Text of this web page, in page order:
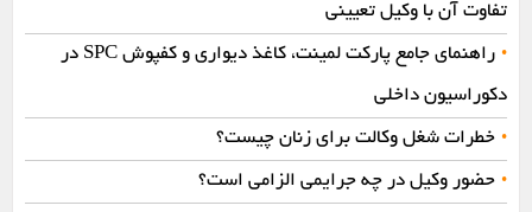
تفاوت آن با وکیل تعیینی
• راهنمای جامع پارکت لمینت، کاغذ دیواری و کفپوش SPC در
دکوراسیون داخلی
• خطرات شغل وکالت برای زنان چیست؟
• حضور وکیل در چه جرایمی الزامی است؟